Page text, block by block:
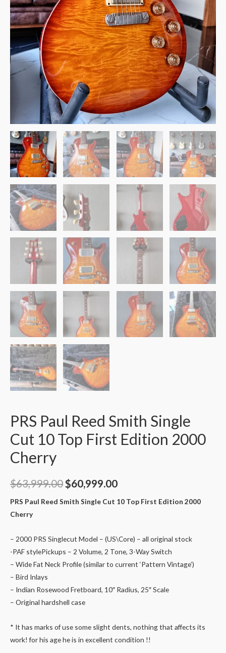
PRS Paul Reed Smith Single
Cut 10 Top First Edition 2000
Cherry
$63,999.00$60,999.00
PRS Paul Reed Smith Single Cut 10 Top First Edition 2000
Cherry
– 2000 PRS Singlecut Model – (US\Core) – all original stock
-PAF stylePickups – 2 Volume, 2 Tone, 3-Way Switch
– Wide Fat Neck Profile (similar to current ‘Pattern Vintage’)
– Bird Inlays
– Indian Rosewood Fretboard, 10″ Radius, 25″ Scale
– Original hardshell case
* It has marks of use some slight dents, nothing that affects its
work! for his age he is in excellent condition !!